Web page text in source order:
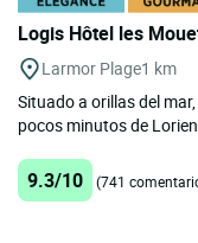
Logis Hôtel les
Larmor Plage1 km
Situado a orillas del
pocos minutos de
9.3/10 (741